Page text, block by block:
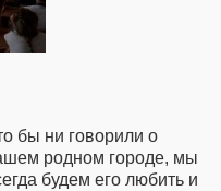
бы ни говорили о
родном городе, мы
будем его любить и